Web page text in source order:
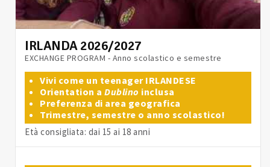
IRLANDA 2026/2027
EXCHANGE PROGRAM - Anno scolastico e semestre
Vivi come un teenager IRLANDESE
Orientation a Dublino inclusa
Preferenza di area geografica
Trimestre, semestre o anno scolastico!
Età consigliata: dai 15 ai 18 anni